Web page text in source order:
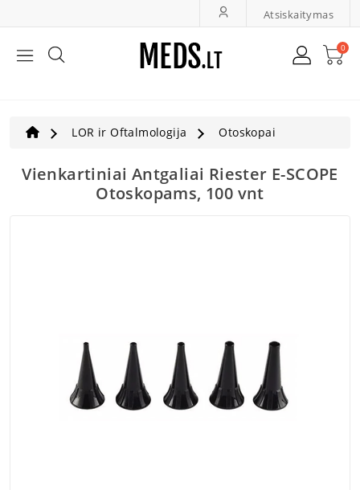
Atsiskaitymas
0
Bendroji Medicina, Slauga
LOR ir Oftalmologija Otoskopai
Vienkartiniai Antgaliai Riester E-SCOPE
Otoskopams, 100 vnt